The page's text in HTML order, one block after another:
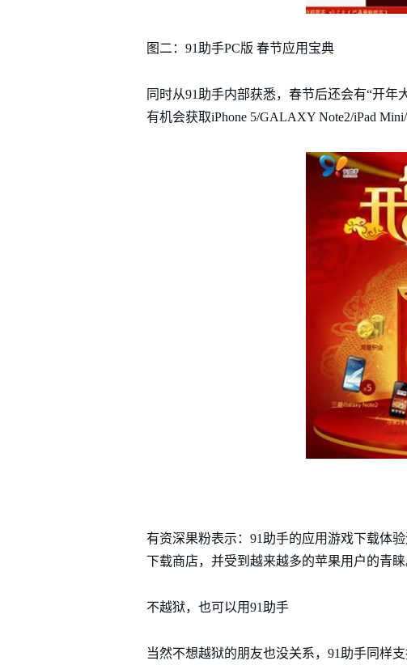
图二：91助手PC版 春节应用宝典
同时从91助手内部获悉，春节后还会有“开
有机会获取iPhone 5/GALAXY Note2/iPad
有资深果粉表示：91助手的应用游戏下载体
下载商店，并受到越来越多的苹果用户的青睐
不越狱，也可以用91助手
当然不想越狱的朋友也没关系，91助手同样